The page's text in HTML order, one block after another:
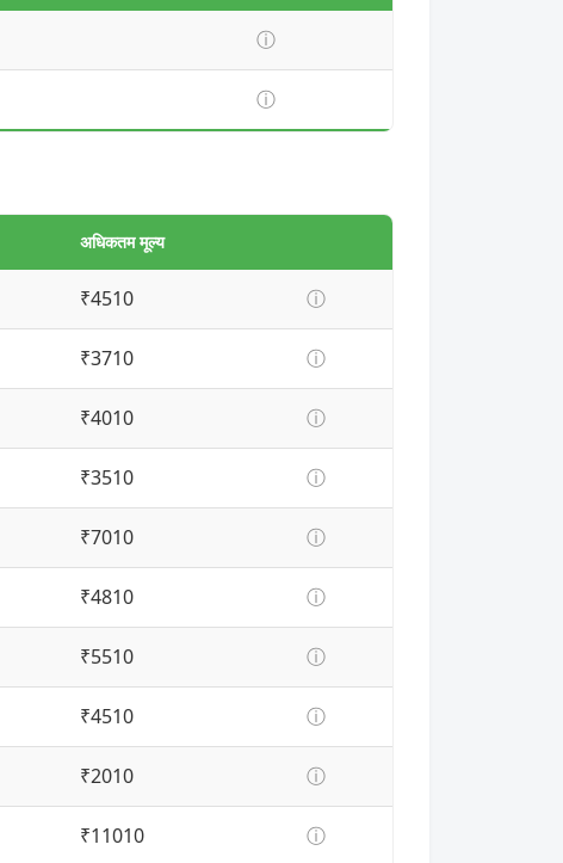
ⓘ
ⓘ
अधिकतम मूल्य
₹4510 ⓘ
₹3710 ⓘ
₹4010 ⓘ
₹3510 ⓘ
₹7010 ⓘ
₹4810 ⓘ
₹5510 ⓘ
₹4510 ⓘ
₹2010 ⓘ
₹11010 ⓘ